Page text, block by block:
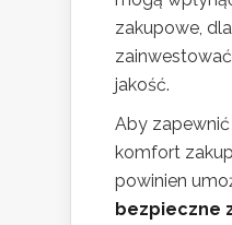
zakupowe,
jakość.
Aby
komfort
powinien
bezpieczne